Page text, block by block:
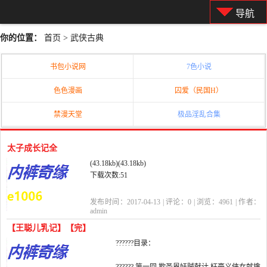
导航
你的位置： 首页 > 武侠古典
书包小说网 7色小说
色色漫画 囚爱（民国H）
禁漫天堂 极品淫乱合集
太子成长记全
(43.18kb)(43.18kb)
下载次数:51
第一章王兄王弟
发布时间：2017-04-13 | 评论：0 | 浏览：4961 | 作者：
admin
【王聪儿乳记】【完】
??????目录：